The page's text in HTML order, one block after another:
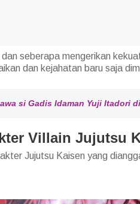
seberapa mengerikan
dan kejahatan baru saja
si Gadis Idaman Yuji Itadori
Villain Jujutsu
Jujutsu Kaisen yang